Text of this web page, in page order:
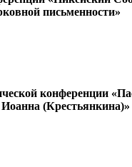
письменности»
конференции
(Крестьянкина)»